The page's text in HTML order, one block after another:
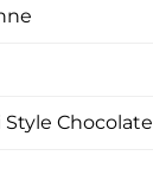
Chocolate